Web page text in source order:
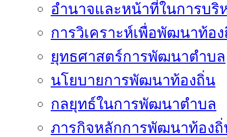
อำนาจและหน้าที่ในการบริ
การวิเคราะห์เพื่อพัฒนาท้อ
ยุทธศาสตร์การพัฒนาตำบล
นโยบายการพัฒนาท้องถิ่น
กลยุทธ์ในการพัฒนาตำบล
ภารกิจหลักการพัฒนาท้อง